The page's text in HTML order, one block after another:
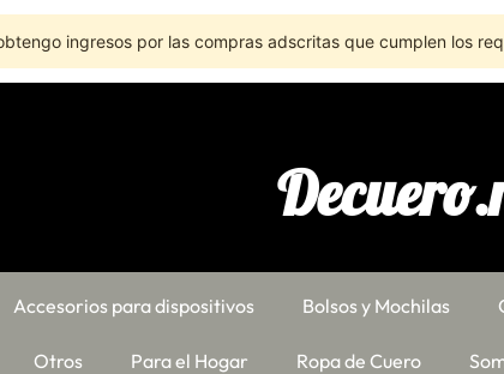
ingresos por las compras adscritas que cumplen los
Accesorios para dispositivos Bolsos y Mochilas
Otros Para el Hogar Ropa de Cuero